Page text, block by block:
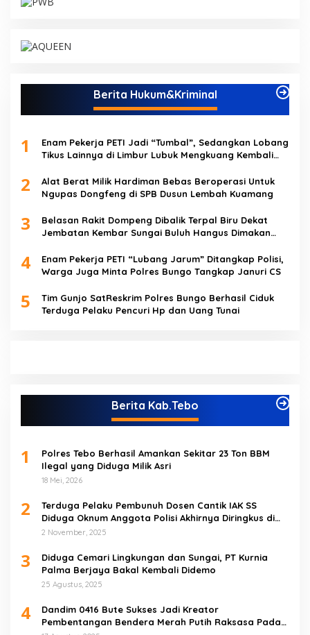
Berita Hukum&Kriminal
1
Enam Pekerja PETI Jadi “Tumbal”, Sedangkan Lobang
Tikus Lainnya di Limbur Lubuk Mengkuang Kembali
2
Alat Berat Milik Hardiman Bebas Beroperasi Untuk
Ngupas Dongfeng di SPB Dusun Lembah Kuamang
3
Belasan Rakit Dompeng Dibalik Terpal Biru Dekat
Jembatan Kembar Sungai Buluh Hangus Dimakan
4
Enam Pekerja PETI “Lubang Jarum” Ditangkap Polisi,
Warga Juga Minta Polres Bungo Tangkap Januri CS
5
Tim Gunjo SatReskrim Polres Bungo Berhasil Ciduk
Terduga Pelaku Pencuri Hp dan Uang Tunai
Berita Kab.Tebo
1
Polres Tebo Berhasil Amankan Sekitar 23 Ton BBM
Ilegal yang Diduga Milik Asri
18 Mei, 2026
2
Terduga Pelaku Pembunuh Dosen Cantik IAK SS
Diduga Oknum Anggota Polisi Akhirnya Diringkus di
Tebo Tengah
2 November, 2025
3
Diduga Cemari Lingkungan dan Sungai, PT Kurnia
Palma Berjaya Bakal Kembali Didemo
25 Agustus, 2025
4
Dandim 0416 Bute Sukses Jadi Kreator
Pembentangan Bendera Merah Putih Raksasa Pada